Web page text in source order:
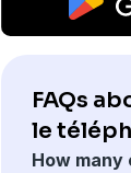
FAQs
le
How many